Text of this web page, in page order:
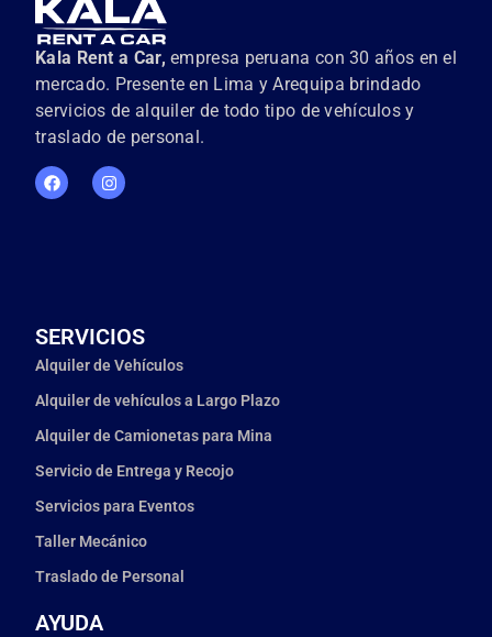
Kala Rent a Car, empresa peruana con 30 años en el
mercado. Presente en Lima y Arequipa brindado
servicios de alquiler de todo tipo de vehículos y
traslado de personal.
SERVICIOS
Alquiler de Vehículos
Alquiler de vehículos a Largo Plazo
Alquiler de Camionetas para Mina
Servicio de Entrega y Recojo
Servicios para Eventos
Taller Mecánico
Traslado de Personal
AYUDA